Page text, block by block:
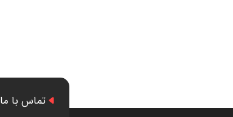
تماس با ما